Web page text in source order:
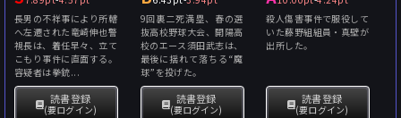
長男の不祥事により所轄
へ左遷された竜崎伸也警
視長は、着任早々、立て
こもり事件に直面する。
容疑者は拳銃...
読書登録
(要ログイン)
9回裏二死満塁、春の選
抜高校野球大会、開陽高
校のエース須田武志は、
最後に揺れて落ちる“魔
球”を投げた。
読書登録
(要ログイン)
殺人傷害事件で服役して
いた藤野組組員・真壁が
出所した。
読書登録
(要ログイン)